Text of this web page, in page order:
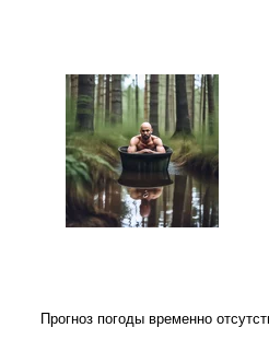
Прогноз погоды временно